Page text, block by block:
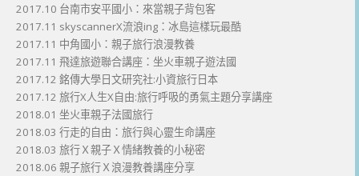
2017.10 台南市安平國小：來當親子背包客
2017.11 skyscannerX流浪ing：冰島這樣玩最酷
2017.11 中角國小：親子旅行浪漫教養
2017.11 飛達旅遊聯合講座：坐火車親子遊法國
2017.12 銘傳大學日文研究社:小資旅行日本
2017.12 旅行X人生X自由:旅行呼吸的勇氣主題分享講座
2018.01 坐火車親子法國旅行
2018.03 行走的自由：旅行與心靈生命講座
2018.03 旅行Ｘ親子Ｘ情緒教養的小秘密
2018.06 親子旅行Ｘ浪漫教養講座分享